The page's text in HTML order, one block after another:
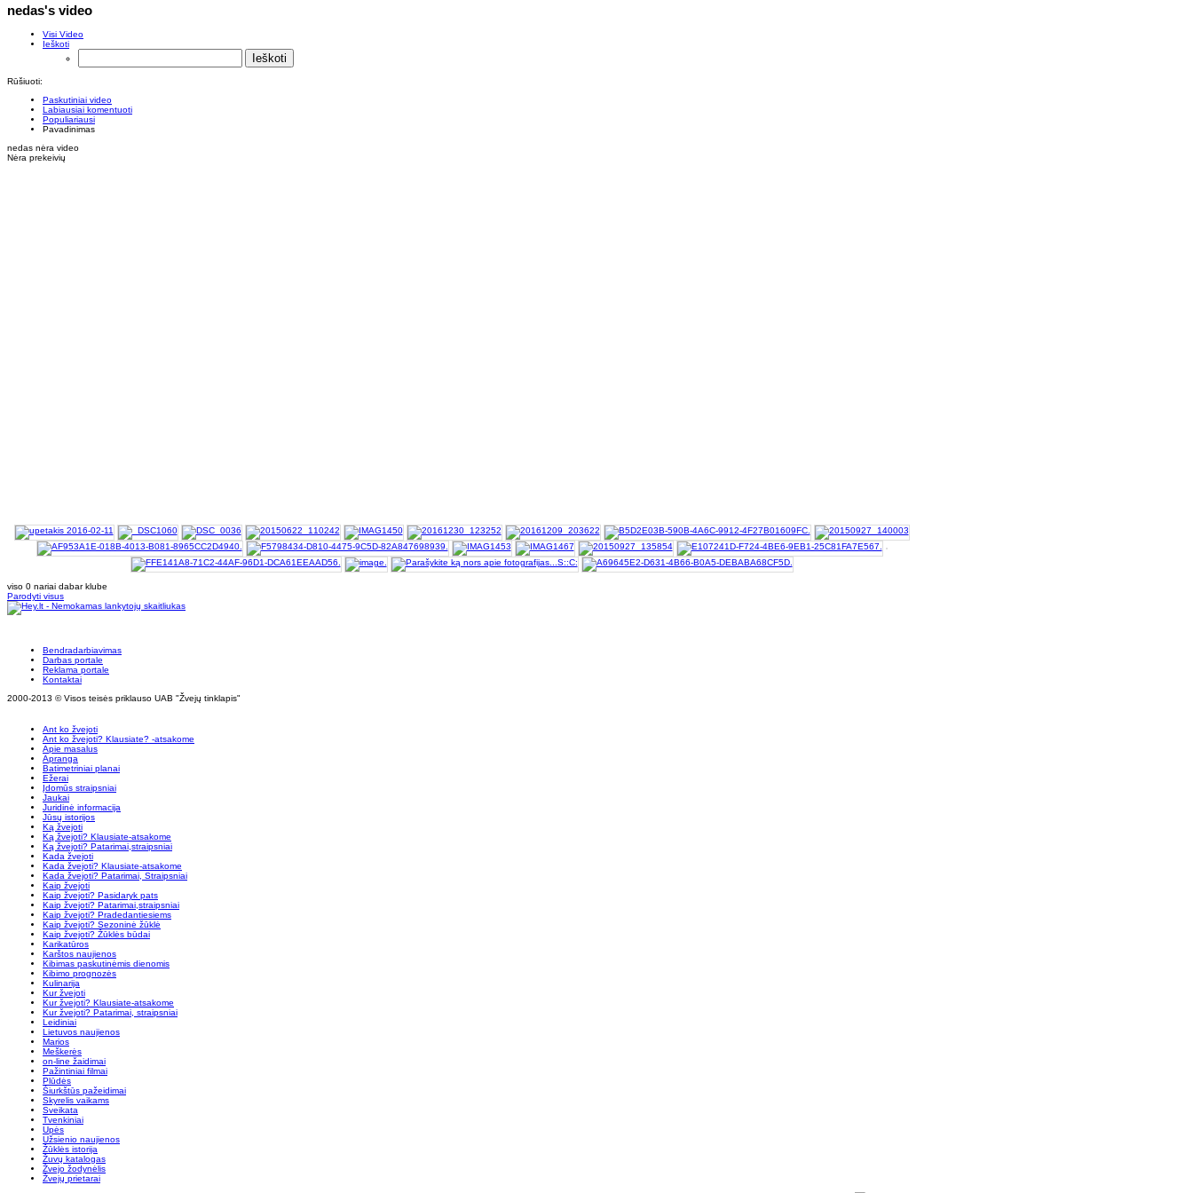
nedas's video
Visi Video
Ieškoti
Rūšiuoti:
Paskutiniai video
Labiausiai komentuoti
Populiariausi
Pavadinimas
nedas nėra video
Nėra prekeivių
viso 0 nariai dabar klube
Parodyti visus
Bendradarbiavimas
Darbas portale
Reklama portale
Kontaktai
2000-2013 © Visos teisės priklauso UAB "Žvejų tinklapis"
Ant ko žvejoti
Ant ko žvejoti? Klausiate? -atsakome
Apie masalus
Apranga
Batimetriniai planai
Ežerai
Įdomūs straipsniai
Jaukai
Juridinė informacija
Jūsų istorijos
Ką žvejoti
Ką žvejoti? Klausiate-atsakome
Ką žvejoti? Patarimai,straipsniai
Kada žvejoti
Kada žvejoti? Klausiate-atsakome
Kada žvejoti? Patarimai, Straipsniai
Kaip žvejoti
Kaip žvejoti? Pasidaryk pats
Kaip žvejoti? Patarimai,straipsniai
Kaip žvejoti? Pradedantiesiems
Kaip žvejoti? Sezoninė žūklė
Kaip žvejoti? Žūklės būdai
Karikatūros
Karštos naujienos
Kibimas paskutinėmis dienomis
Kibimo prognozės
Kulinarija
Kur žvejoti
Kur žvejoti? Klausiate-atsakome
Kur žvejoti? Patarimai, straipsniai
Leidiniai
Lietuvos naujienos
Marios
Meškerės
on-line žaidimai
Pažintiniai filmai
Plūdės
Šiurkštūs pažeidimai
Skyrelis vaikams
Sveikata
Tvenkiniai
Upės
Užsienio naujienos
Žūklės istorija
Žuvų katalogas
Žvejo žodynėlis
Žvejų prietarai